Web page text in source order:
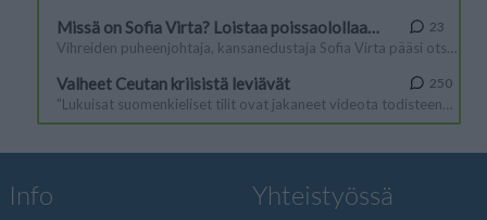
Info Yhteistyössä